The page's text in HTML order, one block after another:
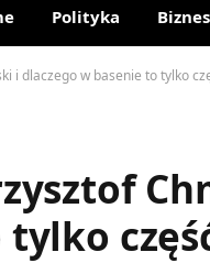
Polityka Biznes
i dlaczego w basenie to tylko